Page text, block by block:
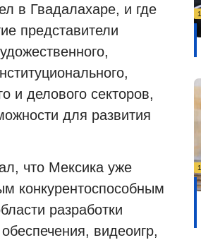
в Гвадалахаре, и где
представители
и делового секторов,
для развития
что Мексика уже
конкурентоспособным
разработки
видеоигр,